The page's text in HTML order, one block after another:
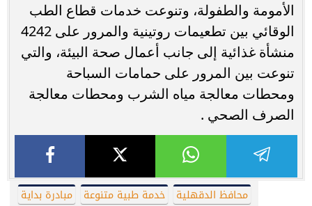
الأمومة والطفولة، وتنوعت خدمات قطاع الطب
الوقائي بين تطعيمات روتينية والمرور على 4242
منشأة غذائية إلى جانب أعمال صحة البيئة، والتي
تنوعت بين المرور على حمامات السباحة
ومحطات معالجة مياه الشرب ومحطات معالجة
الصرف الصحي .
محافظ الدقهلية خدمة طبية متنوعة مبادرة بداية